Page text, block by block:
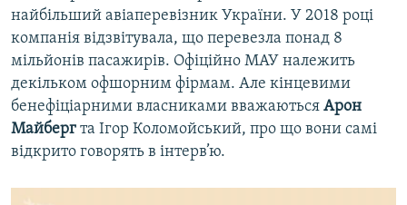
найбільший авіаперевізник України. У 2018 році
компанія відзвітувала, що перевезла понад 8
мільйонів пасажирів. Офіційно МАУ належить
декільком офшорним фірмам. Але кінцевими
бенефіціарними власниками вважаються Арон
Майберг та Ігор Коломойський, про що вони самі
відкрито говорять в інтерв’ю.